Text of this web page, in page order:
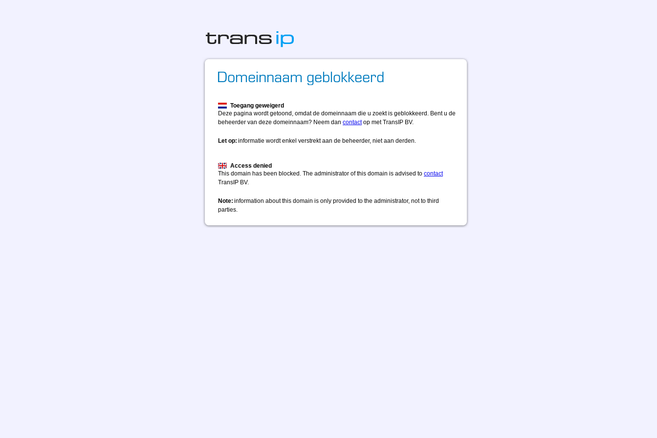
Toegang geweigerd
Deze pagina wordt getoond, omdat de domeinnaam die u zoekt is geblokkeerd. Bent u de
beheerder van deze domeinnaam? Neem dan contactop met TransIP BV.
Let op: informatie wordt enkel verstrekt aan de beheerder, niet aan derden.
Access denied
This domain has been blocked. The administrator of this domain is advised to contact
TransIP BV.
Note: information about this domain is only provided to the administrator, not to third
parties.